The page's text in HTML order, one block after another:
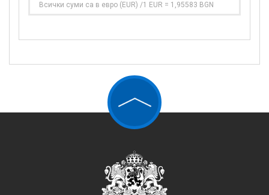
Всички суми са в евро (EUR) /1 EUR = 1,95583 BGN